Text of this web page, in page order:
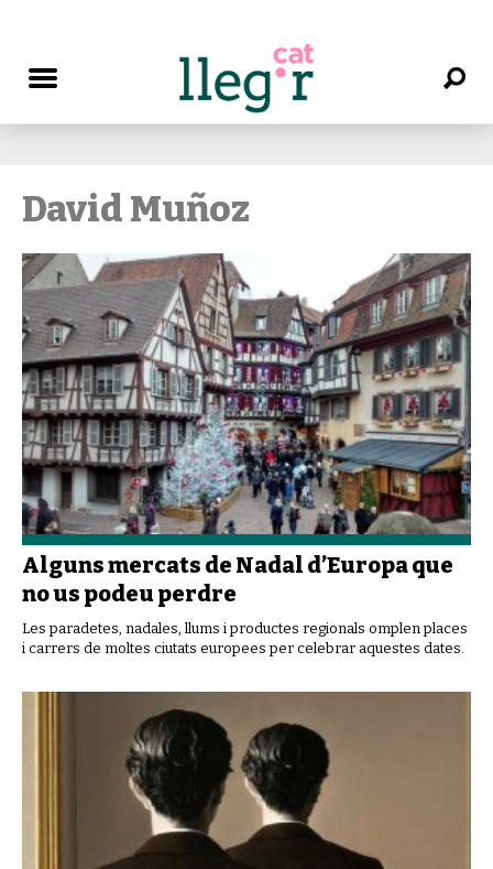
David Muñoz
Alguns mercats de Nadal d’Europa que
no us podeu perdre
Les paradetes, nadales, llums i productes regionals omplen places
i carrers de moltes ciutats europees per celebrar aquestes dates.